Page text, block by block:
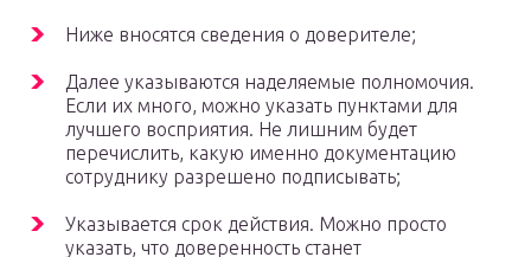
Ниже вносятся сведения о доверителе;
Далее указываются наделяемые полномочия.
Если их много, можно указать пунктами для
лучшего восприятия. Не лишним будет
перечислить, какую именно документацию
сотруднику разрешено подписывать;
Указывается срок действия. Можно просто
указать, что доверенность станет